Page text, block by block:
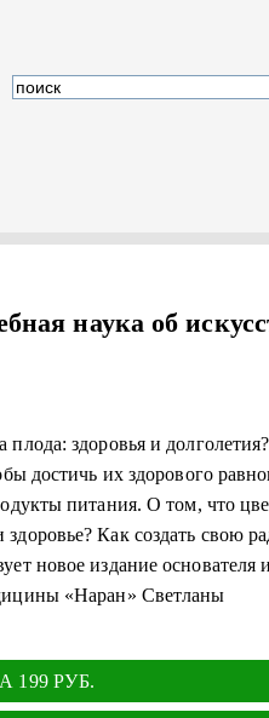
наука об
здоровья и
достичь их здорового
питания. О том, что
Как создать свою
новое издание основателя
«Наран» Светланы
199 РУБ.